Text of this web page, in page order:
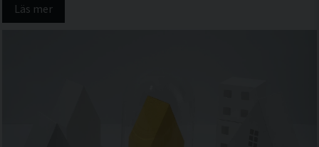
Läs mer